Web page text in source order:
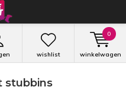
wishlist winkelwagen
0
stubbins